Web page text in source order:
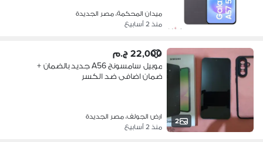
ميدان المحكمة، مصر الجديدة
منذ 2 أسابيع
2
22,000 ج.م
موبيل سامسونج A56 جديد بالضمان +
ضمان اضافى ضد الكسر
ارض الجولف، مصر الجديدة
منذ 2 أسابيع